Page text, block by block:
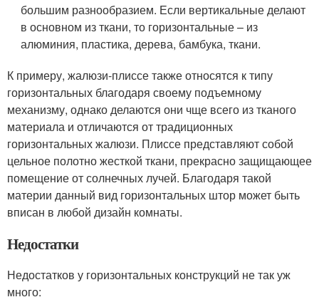
большим разнообразием. Если вертикальные делают
в основном из ткани, то горизонтальные – из
алюминия, пластика, дерева, бамбука, ткани.
К примеру, жалюзи-плиссе также относятся к типу
горизонтальных благодаря своему подъемному
механизму, однако делаются они чще всего из тканого
материала и отличаются от традиционных
горизонтальных жалюзи. Плиссе представляют собой
цельное полотно жесткой ткани, прекрасно защищающее
помещение от солнечных лучей. Благодаря такой
материи данный вид горизонтальных штор может быть
вписан в любой дизайн комнаты.
Недостатки
Недостатков у горизонтальных конструкций не так уж
много: